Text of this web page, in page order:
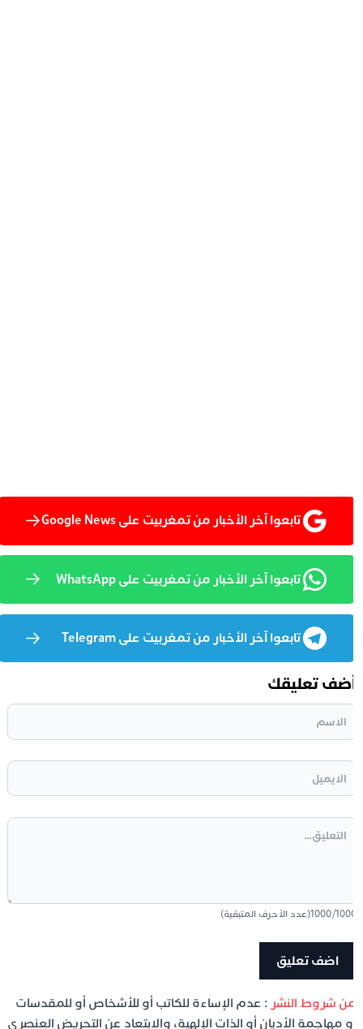
تابعوا آخر الأخبار من تمغربيت على Google News
تابعوا آخر الأخبار من تمغربيت على WhatsApp
تابعوا آخر الأخبار من تمغربيت على Telegram
تعليقك
/
1000(عدد الأحرف المتبقية)
شروط النشر: عدم الإساءة للكاتب أو للأشخاص أو للمقدسات
مهاجمة الأديان أو الذات الإلهية، والابتعاد عن التحريض العنصري